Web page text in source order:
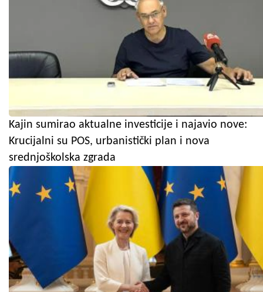
Kajin sumirao aktualne investicije i najavio nove:
Krucijalni su POS, urbanistički plan i nova
srednjoškolska zgrada